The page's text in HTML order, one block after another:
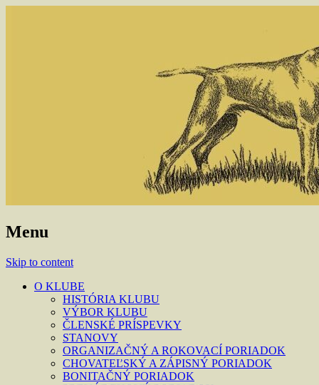
Menu
Skip to content
O KLUBE
HISTÓRIA KLUBU
VÝBOR KLUBU
ČLENSKÉ PRÍSPEVKY
STANOVY
ORGANIZAČNÝ A ROKOVACÍ PORIADOK
CHOVATEĽSKÝ A ZÁPISNÝ PORIADOK
BONITAČNÝ PORIADOK